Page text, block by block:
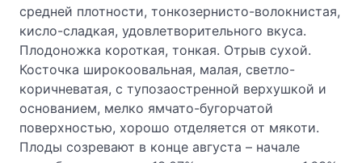
средней плотности, тонкозернисто-волокнистая,
кисло-сладкая, удовлетворительного вкуса.
Плодоножка короткая, тонкая. Отрыв сухой.
Косточка широкоовальная, малая, светло-
коричневатая, с тупозаостренной верхушкой и
основанием, мелко ямчато-бугорчатой
поверхностью, хорошо отделяется от мякоти.
Плоды созревают в конце августа – начале